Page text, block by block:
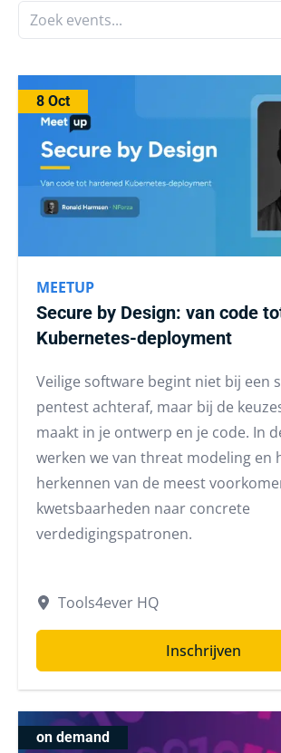
Zoek events...
8 Oct
MEETUP
Secure by Design: van code
Kubernetes-deployment
Veilige software begint niet bij een
pentest achteraf, maar bij de
maakt in je ontwerp en je code. In
werken we van threat modeling en
herkennen van de meest
kwetsbaarheden naar concrete
verdedigingspatronen.
Tools4ever HQ
Inschrijven
on demand